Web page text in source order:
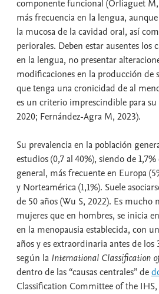
componente funcional (Orliaguet M,
más frecuencia en la lengua,
la mucosa de la cavidad oral, así
periorales. Deben estar ausentes
en la lengua, no presentar
modificaciones en la producción de
que tenga una cronicidad de al
es un criterio imprescindible para su
2020; Fernández-Agra M, 2023).
Su prevalencia en la población
estudios (0,7 al 40%), siendo de
general, más frecuente en Europa
y Norteamérica (1,1%). Suele
de 50 años (Wu S, 2022). Es mucho
mujeres que en hombres, se inicia
en la menopausia establecida, con
años y es extraordinaria antes de los
según la International Classification
dentro de las “causas centrales” de
Classification Committee of the IHS,